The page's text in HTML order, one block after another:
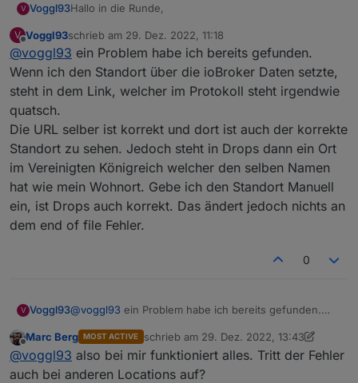
V Voggl93Hallo in die Runde,
ich bin gestern auf den Drops Adapter gestoßen und
finde den für meine Visualisierung sehr interessant!
Leider bekomme ich den nicht zum laufen.
Ich habe die selbe Fehlermeldung wie@ilovegym
"unexpected end of file".
Weiß jemand woran es liegen könnte?
V
Offline
Voggl93schrieb am 29. Dez. 2022, 11:18
zuletzt editiert von
@voggl93 ein Problem habe ich bereits gefunden.
Wenn ich den Standort über die ioBroker Daten setzte,
steht in dem Link, welcher im Protokoll steht irgendwie
quatsch.
Die URL selber ist korrekt und dort ist auch der korrekte
Standort zu sehen. Jedoch steht in Drops dann ein Ort
im Vereinigten Königreich welcher den selben Namen
hat wie mein Wohnort. Gebe ich den Standort Manuell
ein, ist Drops auch korrekt. Das ändert jedoch nichts an
dem end of file Fehler.
0
V Voggl93@voggl93 ein Problem habe ich bereits gefunden.
setzte, steht in dem Link, welcher im Protokoll steht
irgendwie quatsch.
Die URL selber ist korrekt und dort ist auch der
Offline
Marc Berg MOST ACTIVE schrieb am 29. Dez. 2022, 13:43
zuletzt editiert von Marc Berg
@voggl93 also bei mir funktioniert alles. Tritt der Fehler
auch bei anderen Locations auf?